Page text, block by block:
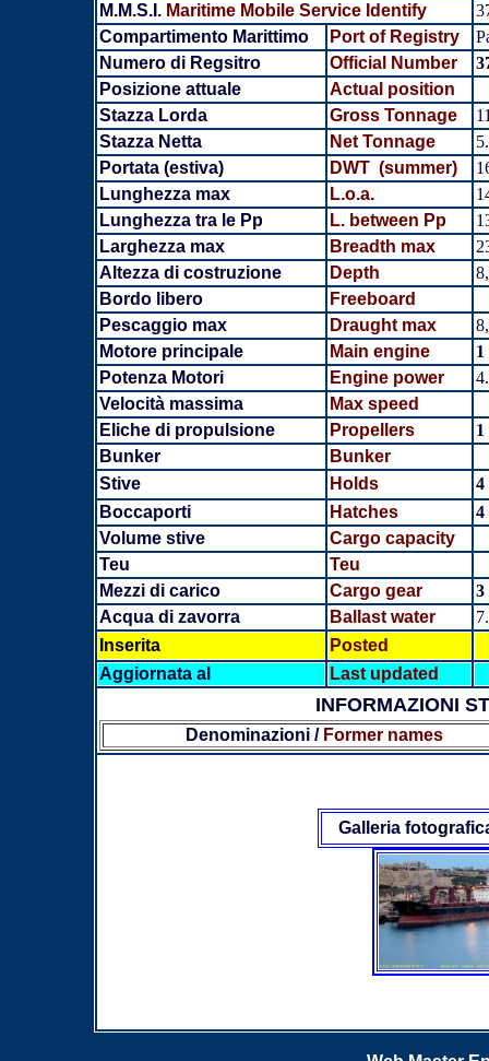
M.M.S.I.Maritime Mobile Service Identify
Compartimento Marittimo
Port of Registry
Numero di Regsitro
Official Number
Posizione attuale
Actual position
Stazza Lorda
Gross Tonnage
Stazza Netta
Net Tonnage
Portata (estiva)
DWT (summer)
Lunghezza max
L.o.a.
Lunghezza tra le Pp
L. between Pp
Larghezza max
Breadth max
Altezza di costruzione
Depth
Bordo libero
Freeboard
Pescaggio max
Draught max
Motore principale
Main engine 1
Potenza Motori
Engine power
Velocità massima
Max speed
Eliche di propulsione
Propellers 1
Bunker
Bunker
Stive
Holds 4
Boccaporti
Hatches 4
Volume stive
Cargo capacity
Teu
Teu
Mezzi di carico
Cargo gear 3
Acqua di zavorra
Ballast water
Inserita
Posted
Aggiornata al
Last updated
INFORMAZIONI
Denominazioni / Former names
Galleria